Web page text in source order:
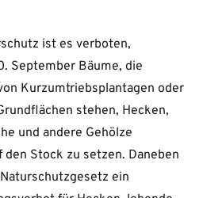
ist es verboten,
September Bäume, die
Kurzumtriebsplantagen oder
stehen, Hecken,
und andere Gehölze
Stock zu setzen. Daneben
ein